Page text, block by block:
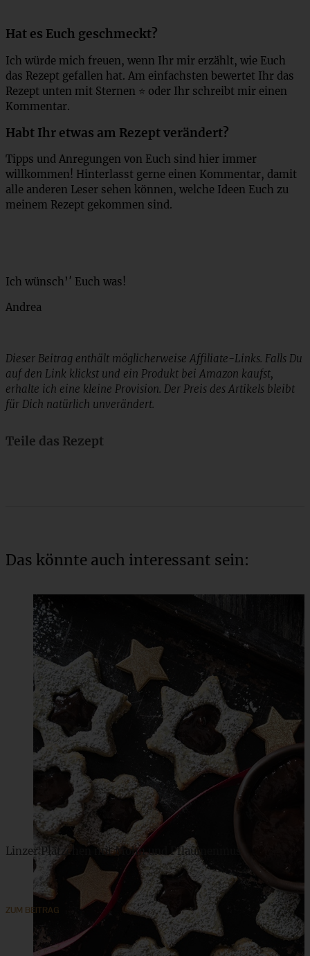
Hat es Euch geschmeckt?
Ich würde mich freuen, wenn Ihr mir erzählt, wie Euch
das Rezept gefallen hat. Am einfachsten bewertet Ihr das
Rezept unten mit Sternen ⭐ oder Ihr schreibt mir einen
Kommentar.
Habt Ihr etwas am Rezept verändert?
Tipps und Anregungen von Euch sind hier immer
willkommen! Hinterlasst gerne einen Kommentar, damit
alle anderen Leser sehen können, welche Ideen Euch zu
meinem Rezept gekommen sind.
Ich wünsch’′ Euch was!
Andrea
Dieser Beitrag enthält möglicherweise Affiliate-Links. Falls Du
auf den Link klickst und ein Produkt bei Amazon kaufst,
erhalte ich eine kleine Provision. Der Preis des Artikels bleibt
für Dich natürlich unverändert.
Teile das Rezept
Das könnte auch interessant sein:
Linzer Plätzchen mit Mohn und Pflaumenmus
ZUM BEITRAG